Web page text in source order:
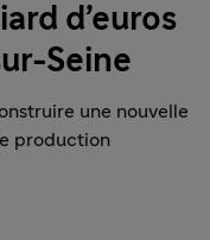
d’euros
Seine
une nouvelle
production